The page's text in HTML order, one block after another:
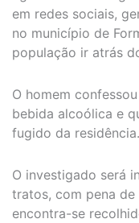
em redes sociais,
no município de
população ir atrás
O homem
bebida alcoólica e
fugido da residência.
O investigado será
tratos, com pena
encontra-se